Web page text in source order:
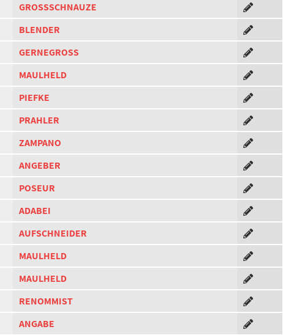
GROSSSCHNAUZE
BLENDER
GERNEGROSS
MAULHELD
PIEFKE
PRAHLER
ZAMPANO
ANGEBER
POSEUR
ADABEI
AUFSCHNEIDER
MAULHELD
MAULHELD
RENOMMIST
ANGABE